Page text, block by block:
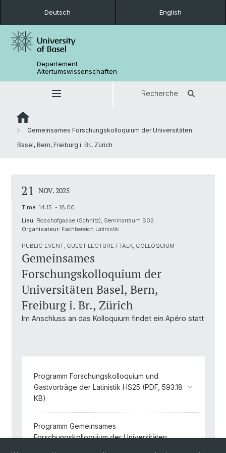
Deutsch English
Departement
Altertumswissenschaften
Recherche
Gemeinsames Forschungskolloquium der Universitäten
Basel, Bern, Freiburg i. Br., Zürich
21 NOV. 2025
Time: 14:15 - 18:00
Lieu: Rosshofgasse (Schnitz), Seminarraum S02
Organisateur: Fachbereich Latinistik
PUBLIC EVENT, GUEST LECTURE / TALK, COLLOQUIUM
Gemeinsames
Forschungskolloquium der
Universitäten Basel, Bern,
Freiburg i. Br., Zürich
Im Anschluss an das Kolloquium findet ein Apéro statt
Programm Forschungskolloquium und
Gastvorträge der Latinistik HS25 (PDF, 593.18
KB)
Programm Gemeinsames
Forschungskolloquium der Universitäten